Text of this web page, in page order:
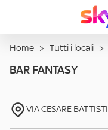
Home > Tutti i locali >
BAR FANTASY
VIA CESARE BATTISTI